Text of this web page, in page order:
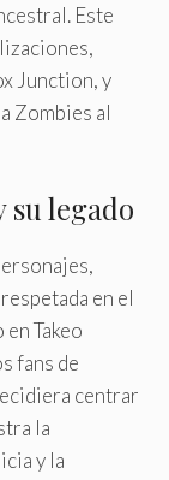
Este
Junction, y
Zombies al
su legado
en el
Takeo
fans de
centrar
la
y la